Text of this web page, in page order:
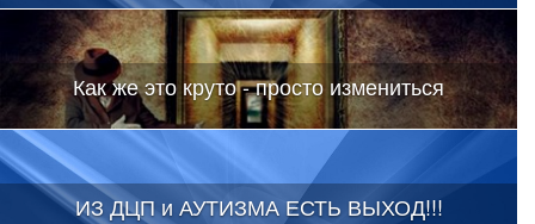
Как же это круто - просто измениться
ИЗ ДЦП и АУТИЗМА ЕСТЬ ВЫХОД!!!